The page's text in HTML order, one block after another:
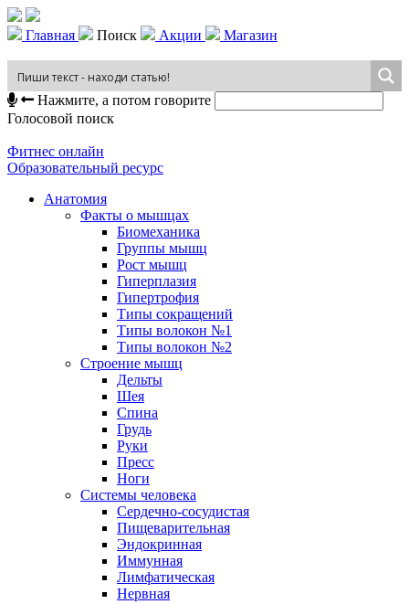
Главная Поиск Акции Магазин
Нажмите, а потом говорите
Голосовой поиск
Фитнес онлайн
Образовательный ресурс
Анатомия
Факты о мышцах
Биомеханика
Группы мышц
Рост мышц
Гиперплазия
Гипертрофия
Типы сокращений
Типы волокон №1
Типы волокон №2
Строение мышц
Дельты
Шея
Спина
Грудь
Руки
Пресс
Ноги
Системы человека
Сердечно-сосудистая
Пищеварительная
Эндокринная
Иммунная
Лимфатическая
Нервная